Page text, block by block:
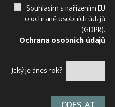
Souhlasím s nařízením EU
o ochraně osobních údajů
(GDPR).
Ochrana osobních údajů
Jaký je dnes rok?